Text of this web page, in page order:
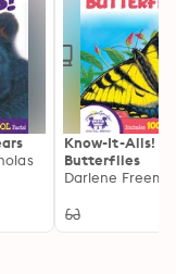
Know-It-Alls!
Butterflies
Darlene